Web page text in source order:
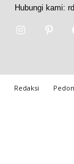
Hubungi kami:
Redaksi